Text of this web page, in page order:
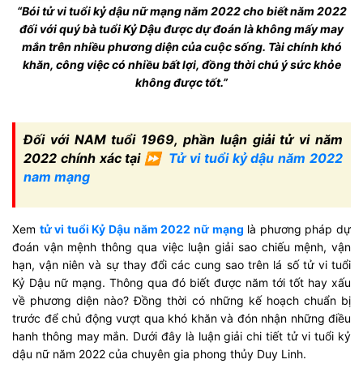
“Bói tử vi tuổi kỷ dậu nữ mạng năm 2022 cho biết năm 2022
đối với quý bà tuổi Kỷ Dậu được dự đoán là không mấy may
mắn trên nhiều phương diện của cuộc sống. Tài chính khó
khăn, công việc có nhiều bất lợi, đồng thời chú ý sức khỏe
không được tốt.”
Đối với NAM tuổi 1969, phần luận giải tử vi năm
2022 chính xác tại ⏩ Tử vi tuổi kỷ dậu năm 2022
nam mạng
Xem tử vi tuổi Kỷ Dậu năm 2022 nữ mạng là phương pháp dự
đoán vận mệnh thông qua việc luận giải sao chiếu mệnh, vận
hạn, vận niên và sự thay đổi các cung sao trên lá số tử vi tuổi
Kỷ Dậu nữ mạng. Thông qua đó biết được năm tới tốt hay xấu
về phương diện nào? Đồng thời có những kế hoạch chuẩn bị
trước để chủ động vượt qua khó khăn và đón nhận những điều
hanh thông may mắn. Dưới đây là luận giải chi tiết tử vi tuổi kỷ
dậu nữ năm 2022 của chuyên gia phong thủy Duy Linh.